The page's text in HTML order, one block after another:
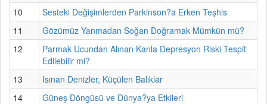
10
Sesteki Değişimlerden Parkinson?a Erken Teşhis
11
Gözümüz Yanmadan Soğan Doğramak Mümkün mü?
12
Parmak Ucundan Alınan Kanla Depresyon Riski Tespit
Edilebilir mi?
13
Isınan Denizler, Küçülen Balıklar
14
Güneş Döngüsü ve Dünya?ya Etkileri